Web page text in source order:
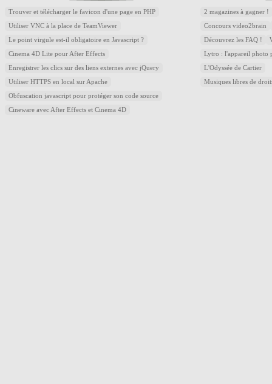
Trouver et télécharger le favicon d'une page en PHP
Utiliser VNC à la place de TeamViewer
Le point virgule est-il obligatoire en Javascript ?
Cinema 4D Lite pour After Effects
Enregistrer les clics sur des liens externes avec jQuery
Utiliser HTTPS en local sur Apache
Obfuscation javascript pour protéger son code source
Cineware avec After Effects et Cinema 4D
2 magazines à gagner !
Concours video2brain
Découvrez les FAQ !
Lytro : l'appareil photo
L'Odyssée de Cartier
Musiques libres de